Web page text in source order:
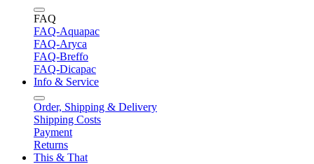
FAQ
FAQ-Aquapac
FAQ-Aryca
FAQ-Breffo
FAQ-Dicapac
Info & Service
Order, Shipping & Delivery
Shipping Costs
Payment
Returns
This & That